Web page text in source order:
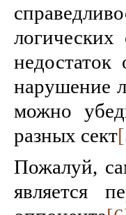
недостаток
нарушение
можно
разных сект
Пожалуй,
является